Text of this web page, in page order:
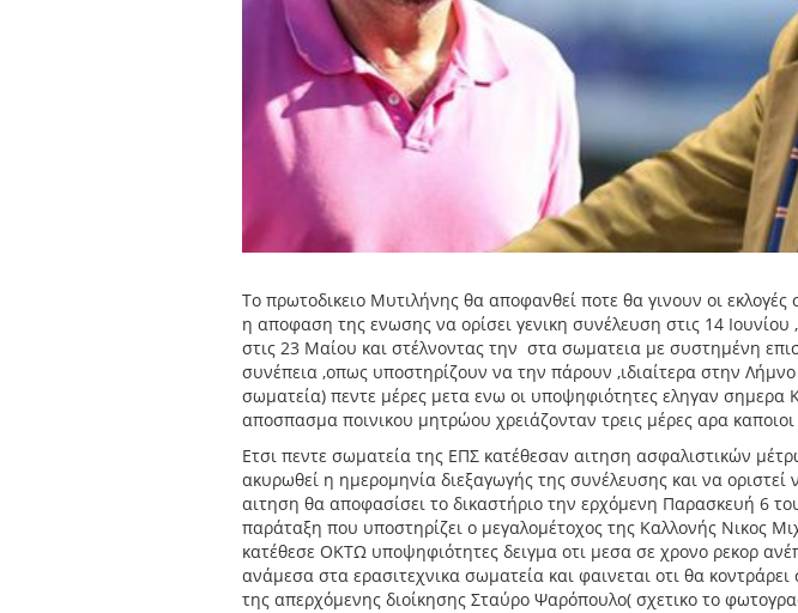
Το πρωτοδικειο Μυτιλήνης θα αποφανθεί ποτε θα γινουν οι
η αποφαση της ενωσης να ορίσει γενικη συνέλευση στις 14
στις 23 Μαίου και στέλνοντας την στα σωματεια με συστημένη
συνέπεια ,οπως υποστηρίζουν να την πάρουν ,ιδιαίτερα στην Λήμνο
σωματεία) πεντε μέρες μετα ενω οι υποψηφιότητες εληγαν σημερα
αποσπασμα ποινικου μητρώου χρειάζονταν τρεις μέρες αρα
Ετσι πεντε σωματεία της ΕΠΣ κατέθεσαν αιτηση ασφαλιστικών
ακυρωθεί η ημερομηνία διεξαγωγής της συνέλευσης και να οριστεί
αιτηση θα αποφασίσει το δικαστήριο την ερχόμενη Παρασκευή 6
παράταξη που υποστηρίζει ο μεγαλομέτοχος της Καλλονής Νικος
κατέθεσε ΟΚΤΩ υποψηφιότητες δειγμα οτι μεσα σε χρονο ρεκορ
ανάμεσα στα ερασιτεχνικα σωματεία και φαινεται οτι θα
της απερχόμενης διοίκησης Σταύρο Ψαρόπουλο( σχετικο το